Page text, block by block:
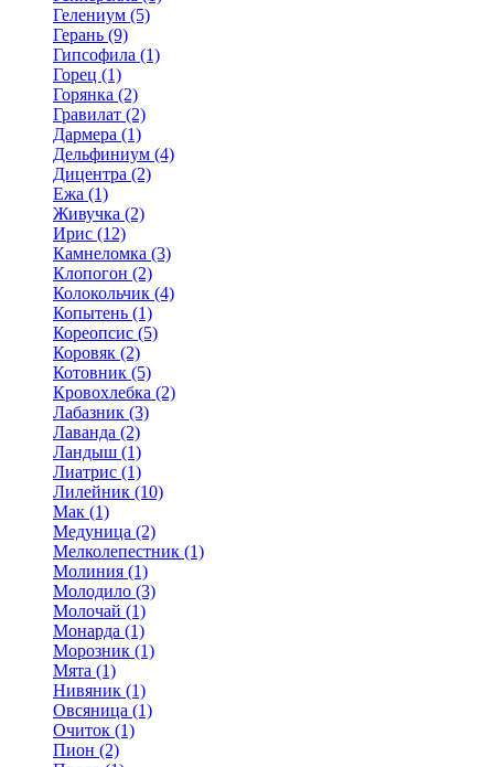
Гелениум (5)
Герань (9)
Гипсофила (1)
Горец (1)
Горянка (2)
Гравилат (2)
Дармера (1)
Дельфиниум (4)
Дицентра (2)
Ежа (1)
Живучка (2)
Ирис (12)
Камнеломка (3)
Клопогон (2)
Колокольчик (4)
Копытень (1)
Кореопсис (5)
Коровяк (2)
Котовник (5)
Кровохлебка (2)
Лабазник (3)
Лаванда (2)
Ландыш (1)
Лиатрис (1)
Лилейник (10)
Мак (1)
Медуница (2)
Мелколепестник (1)
Молиния (1)
Молодило (3)
Молочай (1)
Монарда (1)
Морозник (1)
Мята (1)
Нивяник (1)
Овсяница (1)
Очиток (1)
Пион (2)